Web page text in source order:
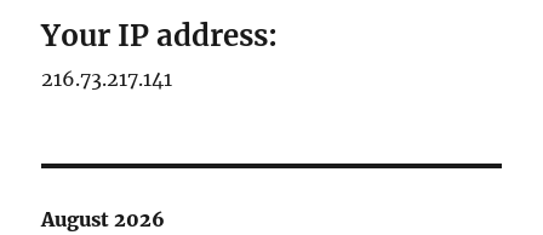
Your IP address:
216.73.217.141
August 2026